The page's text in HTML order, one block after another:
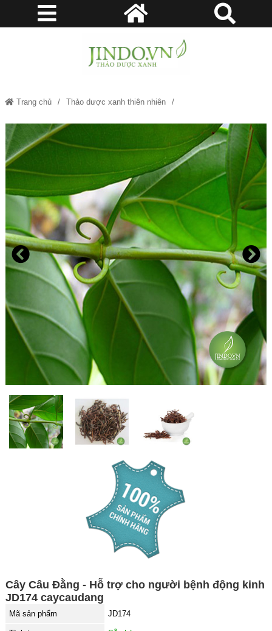
Trang chủ Thảo dược xanh thiên nhiên
Cây Câu Đằng - Hỗ trợ cho người bệnh động kinh JD174 caycaudang
Cây Câu Đằng - Hỗ trợ cho người bệnh động kinh
JD174 caycaudang
Mã sản phẩm JD174